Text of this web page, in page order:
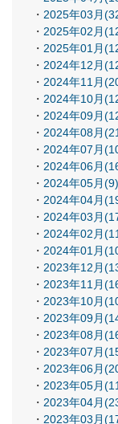
2025年03月
2025年02月
2025年01月
2024年12月
2024年11月
2024年10月
2024年09月
2024年08月
2024年07月
2024年06月
2024年05月(9)
2024年04月
2024年03月
2024年02月
2024年01月
2023年12月
2023年11月
2023年10月
2023年09月
2023年08月
2023年07月
2023年06月
2023年05月
2023年04月
2023年03月